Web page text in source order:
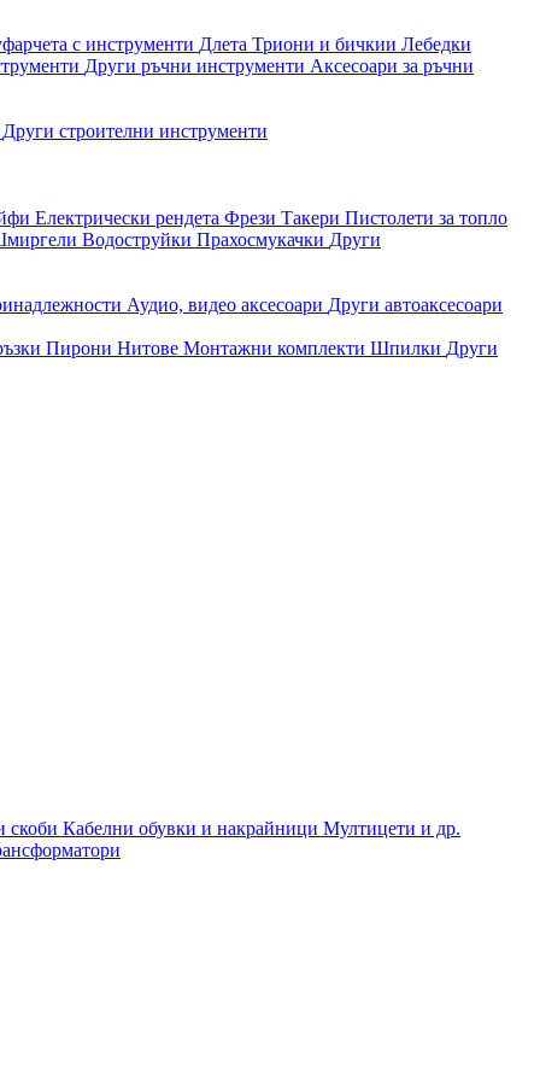
с инструменти Длета Триони и бичкии Лебедки
Други ръчни инструменти Аксесоари за ръчни
Други строителни инструменти
Електрически рендета Фрези Такери Пистолети за топло
Водоструйки Прахосмукачки Други
Аудио, видео аксесоари Други автоаксесоари
Пирони Нитове Монтажни комплекти Шпилки Други
скоби Кабелни обувки и накрайници Мултицети и др.